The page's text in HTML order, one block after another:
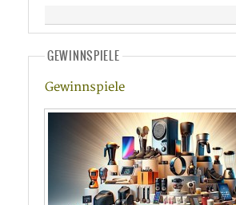
GEWINNSPIELE
Gewinnspiele